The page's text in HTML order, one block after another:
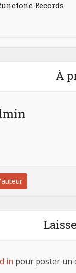
Records
À
in pour poster un